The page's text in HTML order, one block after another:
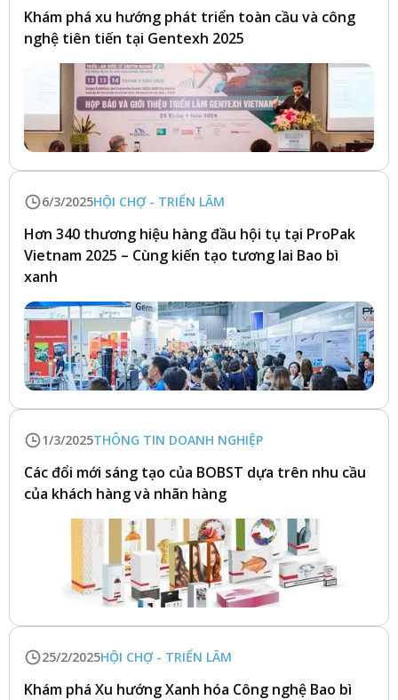
Khám phá xu hướng phát triển toàn cầu và công
nghệ tiên tiến tại Gentexh 2025
6/3/2025HỘI CHỢ - TRIỂN LÃM
Hơn 340 thương hiệu hàng đầu hội tụ tại ProPak
Vietnam 2025 – Cùng kiến tạo tương lai Bao bì
xanh
1/3/2025THÔNG TIN DOANH NGHIỆP
Các đổi mới sáng tạo của BOBST dựa trên nhu cầu
của khách hàng và nhãn hàng
25/2/2025HỘI CHỢ - TRIỂN LÃM
Khám phá Xu hướng Xanh hóa Công nghệ Bao bì